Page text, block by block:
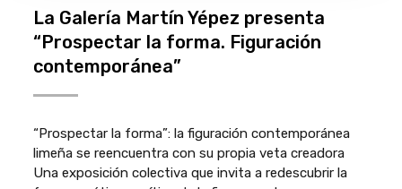
La Galería Martín Yépez presenta
“Prospectar la forma. Figuración
contemporánea”
“Prospectar la forma”: la figuración contemporánea
limeña se reencuentra con su propia veta creadora
Una exposición colectiva que invita a redescubrir la